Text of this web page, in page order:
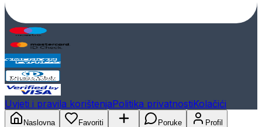
Uvjeti i pravila korištenjaPolitika privatnostiKolačići
Naslovna
Favoriti
Poruke Profil